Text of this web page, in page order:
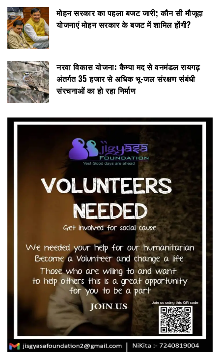
मोहन सरकार का पहला बजट जारी; कौन सी मौजूदा
योजनाएं मोहन सरकार के बजट में शामिल होंगी?
नरवा विकास योजना: कैम्पा मद से वनमंडल रायगढ़
अंतर्गत 35 हजार से अधिक भू-जल संरक्षण संबंधी
संरचनाओं का हो रहा निर्माण